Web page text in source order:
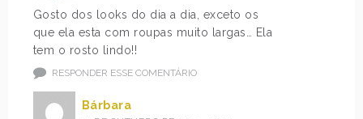
Gosto dos looks do dia a dia, exceto os
que ela esta com roupas muito largas… Ela
tem o rosto lindo!!
RESPONDER ESSE COMENTÁRIO
Bárbara